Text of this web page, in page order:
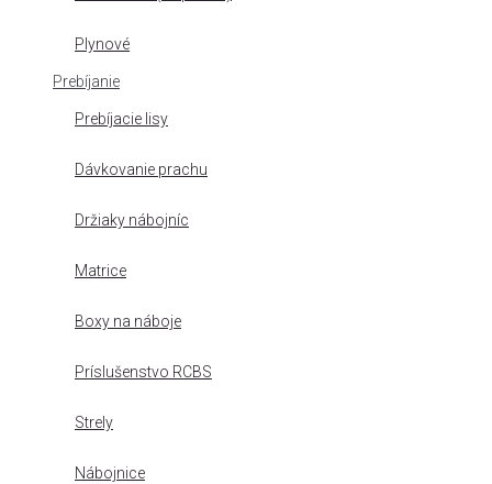
Plynové
Prebíjanie
Prebíjacie lisy
Dávkovanie prachu
Držiaky nábojníc
Matrice
Boxy na náboje
Príslušenstvo RCBS
Strely
Nábojnice